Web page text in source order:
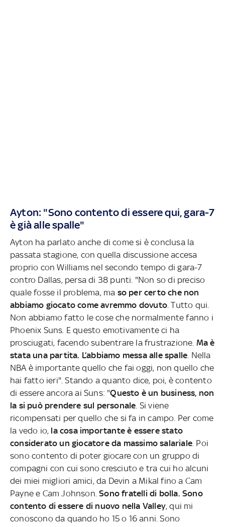
Ayton: "Sono contento di essere qui, gara-7
è già alle spalle"
Ayton ha parlato anche di come si è conclusa la
passata stagione, con quella discussione accesa
proprio con Williams nel secondo tempo di gara-7
contro Dallas, persa di 38 punti. "Non so di preciso
quale fosse il problema, ma so per certo che non
abbiamo giocato come avremmo dovuto . Tutto qui.
Non abbiamo fatto le cose che normalmente fanno i
Phoenix Suns. E questo emotivamente ci ha
prosciugati, facendo subentrare la frustrazione. Ma è
stata una partita. L’abbiamo messa alle spalle . Nella
NBA è importante quello che fai oggi, non quello che
hai fatto ieri". Stando a quanto dice, poi, è contento
di essere ancora ai Suns: "Questo è un business, non
la si può prendere sul personale . Si viene
ricompensati per quello che si fa in campo. Per come
la vedo io, la cosa importante è essere stato
considerato un giocatore da massimo salariale . Poi
sono contento di poter giocare con un gruppo di
compagni con cui sono cresciuto e tra cui ho alcuni
dei miei migliori amici, da Devin a Mikal fino a Cam
Payne e Cam Johnson.Sono fratelli di bolla. Sono
contento di essere di nuovo nella Valley, qui mi
conoscono da quando ho 15 o 16 anni. Sono